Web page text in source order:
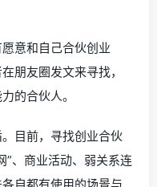
意和自己合伙创业
朋友圈发文来寻找，
的合伙人。
目前，寻找创业合伙
”、商业活动、弱关系连